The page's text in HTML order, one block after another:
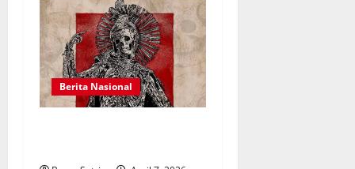
i
g
a
t
Berita Nasional